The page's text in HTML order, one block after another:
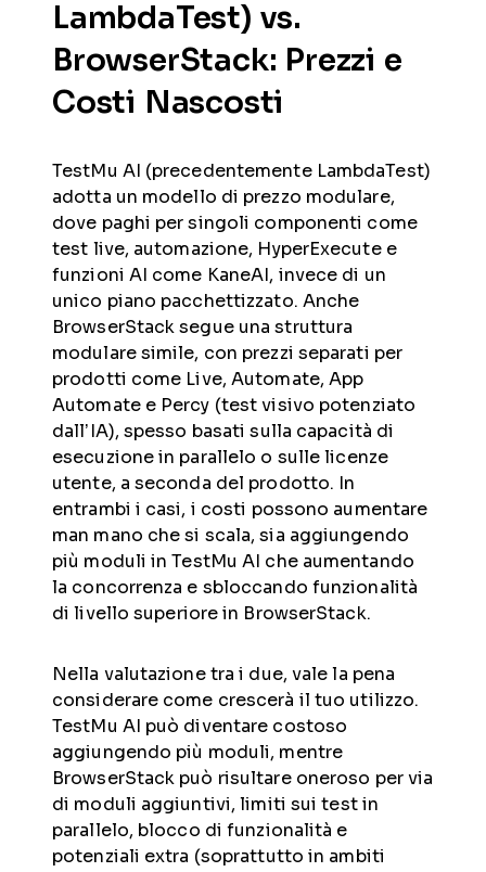
LambdaTest) vs.
BrowserStack: Prezzi e
Costi Nascosti
TestMu AI (precedentemente LambdaTest)
adotta un modello di prezzo modulare,
dove paghi per singoli componenti come
test live, automazione, HyperExecute e
funzioni AI come KaneAI, invece di un
unico piano pacchettizzato. Anche
BrowserStack segue una struttura
modulare simile, con prezzi separati per
prodotti come Live, Automate, App
Automate e Percy (test visivo potenziato
dall’IA), spesso basati sulla capacità di
esecuzione in parallelo o sulle licenze
utente, a seconda del prodotto. In
entrambi i casi, i costi possono aumentare
man mano che si scala, sia aggiungendo
più moduli in TestMu AI che aumentando
la concorrenza e sbloccando funzionalità
di livello superiore in BrowserStack.
Nella valutazione tra i due, vale la pena
considerare come crescerà il tuo utilizzo.
TestMu AI può diventare costoso
aggiungendo più moduli, mentre
BrowserStack può risultare oneroso per via
di moduli aggiuntivi, limiti sui test in
parallelo, blocco di funzionalità e
potenziali extra (soprattutto in ambiti